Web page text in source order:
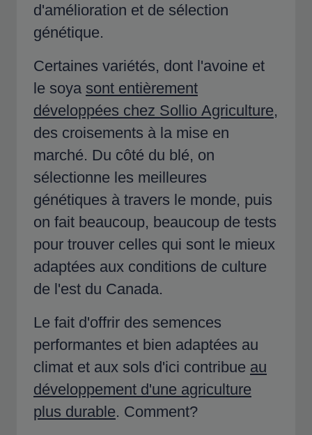
d'amélioration et de sélection
génétique.
Certaines variétés, dont l'avoine et
le soya sont entièrement
développées chez Sollio Agriculture,
des croisements à la mise en
marché. Du côté du blé, on
sélectionne les meilleures
génétiques à travers le monde, puis
on fait beaucoup, beaucoup de tests
pour trouver celles qui sont le mieux
adaptées aux conditions de culture
de l'est du Canada.
Le fait d'offrir des semences
performantes et bien adaptées au
climat et aux sols d'ici contribue au
développement d'une agriculture
plus durable. Comment?